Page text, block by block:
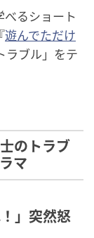
べるショート
遊んでただけ
ラブル」をテ
のトラブ
マ
」突然怒